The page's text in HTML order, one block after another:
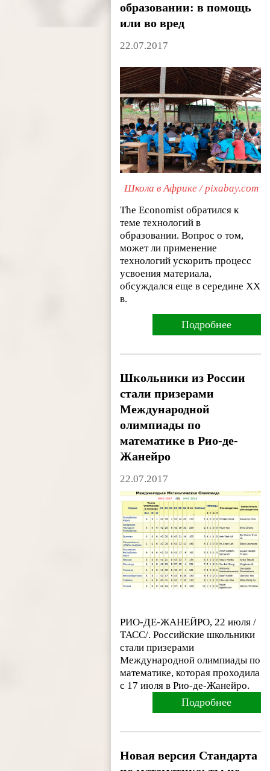
образовании: в помощь
или во вред
22.07.2017
Школа в Африке / pixabay.com
The Economist обратился к
теме технологий в
образовании. Вопрос о том,
может ли применение
технологий ускорить процесс
усвоения материала,
обсуждался еще в середине XX
в.
Подробнее
Школьники из России
стали призерами
Международной
олимпиады по
математике в Рио-де-
Жанейро
22.07.2017
РИО-ДЕ-ЖАНЕЙРО, 22 июля /
ТАСС/. Российские школьники
стали призерами
Международной олимпиады по
математике, которая проходила
с 17 июля в Рио-де-Жанейро.
Подробнее
Новая версия Стандарта